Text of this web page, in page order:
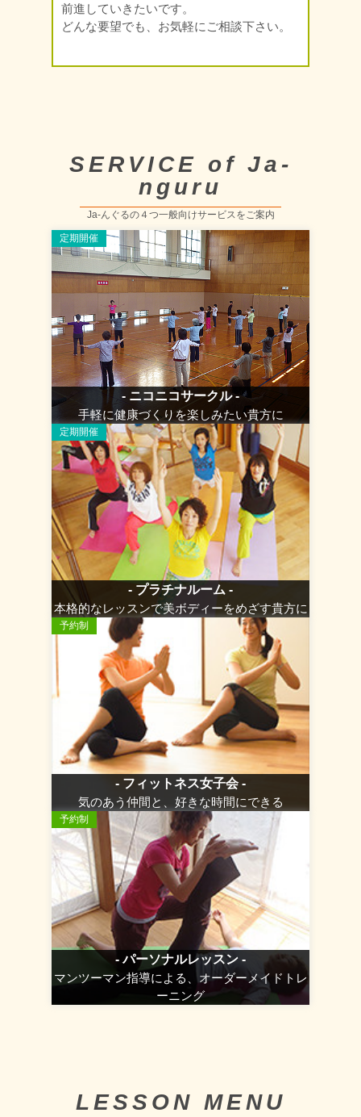
前進していきたいです。
どんな要望でも、お気軽にご相談下さい。
SERVICE of Ja-
nguru
Ja-んぐるの４つ一般向けサービスをご案内
定期開催
- ニコニコサークル -
手軽に健康づくりを楽しみたい貴方に
定期開催
- プラチナルーム -
本格的なレッスンで美ボディーをめざす貴方に
予約制
- フィットネス女子会 -
気のあう仲間と、好きな時間にできる
予約制
- パーソナルレッスン -
マンツーマン指導による、オーダーメイドトレ
ーニング
LESSON MENU